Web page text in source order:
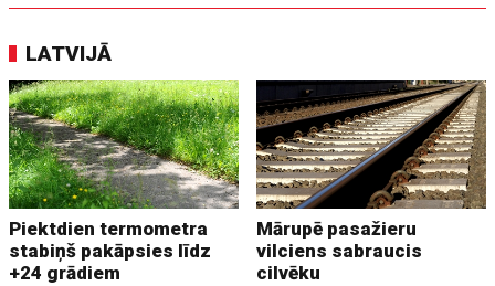
LATVIJĀ
Piektdien termometra
stabiņš pakāpsies līdz
+24 grādiem
Mārupē pasažieru
vilciens sabraucis
cilvēku